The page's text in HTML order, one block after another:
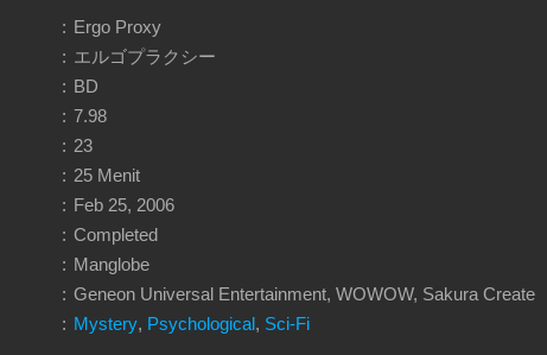
: Ergo Proxy
: エルゴプラクシー
: BD
: 7.98
: 23
: 25 Menit
: Feb 25, 2006
: Completed
: Manglobe
: Geneon Universal Entertainment, WOWOW, Sakura Create
: Mystery, Psychological, Sci-Fi